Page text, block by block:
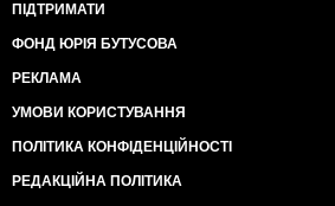
ПІДТРИМАТИ
ФОНД ЮРІЯ БУТУСОВА
РЕКЛАМА
УМОВИ КОРИСТУВАННЯ
ПОЛІТИКА КОНФІДЕНЦІЙНОСТІ
РЕДАКЦІЙНА ПОЛІТИКА